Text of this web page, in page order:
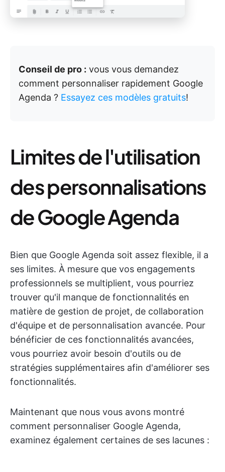
Conseil de pro : vous vous demandez
comment personnaliser rapidement Google
Agenda ? Essayez ces modèles gratuits!
Limites de l'utilisation
des personnalisations
de Google Agenda
Bien que Google Agenda soit assez flexible, il a
ses limites. À mesure que vos engagements
professionnels se multiplient, vous pourriez
trouver qu'il manque de fonctionnalités en
matière de gestion de projet, de collaboration
d'équipe et de personnalisation avancée. Pour
bénéficier de ces fonctionnalités avancées,
vous pourriez avoir besoin d'outils ou de
stratégies supplémentaires afin d'améliorer ses
fonctionnalités.
Maintenant que nous vous avons montré
comment personnaliser Google Agenda,
examinez également certaines de ses lacunes :